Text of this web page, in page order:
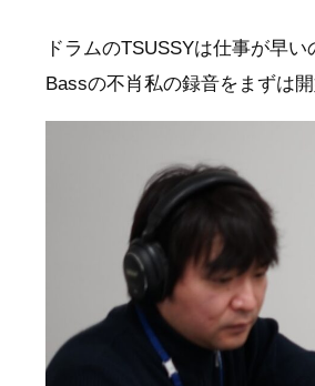
ドラムのTSUSSYは仕事が早
Bassの不肖私の録音をまずは開